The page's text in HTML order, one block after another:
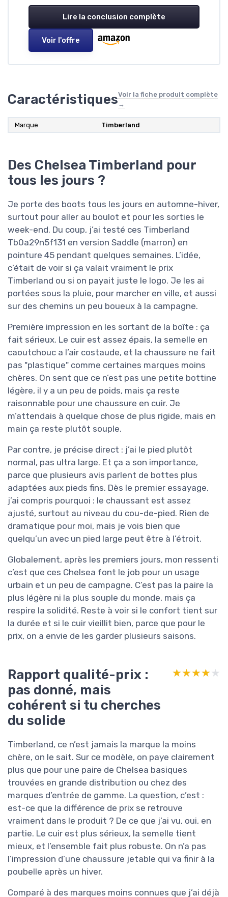
Lire la conclusion complète
Voir l'offre
CaractéristiquesVoir la fiche produit complète
→
Marque Timberland
Des Chelsea Timberland pour
tous les jours ?
Je porte des boots tous les jours en automne-hiver,
surtout pour aller au boulot et pour les sorties le
week-end. Du coup, j’ai testé ces Timberland
Tb0a29n5f131 en version Saddle (marron) en
pointure 45 pendant quelques semaines. L’idée,
c’était de voir si ça valait vraiment le prix
Timberland ou si on payait juste le logo. Je les ai
portées sous la pluie, pour marcher en ville, et aussi
sur des chemins un peu boueux à la campagne.
Première impression en les sortant de la boîte : ça
fait sérieux. Le cuir est assez épais, la semelle en
caoutchouc a l’air costaude, et la chaussure ne fait
pas "plastique" comme certaines marques moins
chères. On sent que ce n’est pas une petite bottine
légère, il y a un peu de poids, mais ça reste
raisonnable pour une chaussure en cuir. Je
m’attendais à quelque chose de plus rigide, mais en
main ça reste plutôt souple.
Par contre, je précise direct : j’ai le pied plutôt
normal, pas ultra large. Et ça a son importance,
parce que plusieurs avis parlent de bottes plus
adaptées aux pieds fins. Dès le premier essayage,
j’ai compris pourquoi : le chaussant est assez
ajusté, surtout au niveau du cou-de-pied. Rien de
dramatique pour moi, mais je vois bien que
quelqu’un avec un pied large peut être à l’étroit.
Globalement, après les premiers jours, mon ressenti
c’est que ces Chelsea font le job pour un usage
urbain et un peu de campagne. C’est pas la paire la
plus légère ni la plus souple du monde, mais ça
respire la solidité. Reste à voir si le confort tient sur
la durée et si le cuir vieillit bien, parce que pour le
prix, on a envie de les garder plusieurs saisons.
Rapport qualité-prix :
pas donné, mais
cohérent si tu cherches
du solide
★★★★★
★★★★★
Timberland, ce n’est jamais la marque la moins
chère, on le sait. Sur ce modèle, on paye clairement
plus que pour une paire de Chelsea basiques
trouvées en grande distribution ou chez des
marques d’entrée de gamme. La question, c’est :
est-ce que la différence de prix se retrouve
vraiment dans le produit ? De ce que j’ai vu, oui, en
partie. Le cuir est plus sérieux, la semelle tient
mieux, et l’ensemble fait plus robuste. On n’a pas
l’impression d’une chaussure jetable qui va finir à la
poubelle après un hiver.
Comparé à des marques moins connues que j’ai déjà